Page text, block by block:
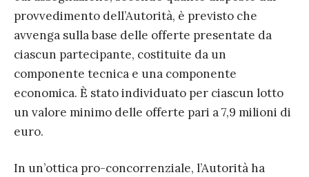
provvedimento dell’Autorità, è previsto che
avvenga sulla base delle offerte presentate da
ciascun partecipante, costituite da un
componente tecnica e una componente
economica. È stato individuato per ciascun lotto
un valore minimo delle offerte pari a 7,9 milioni di
euro.
In un’ottica pro-concorrenziale, l’Autorità ha